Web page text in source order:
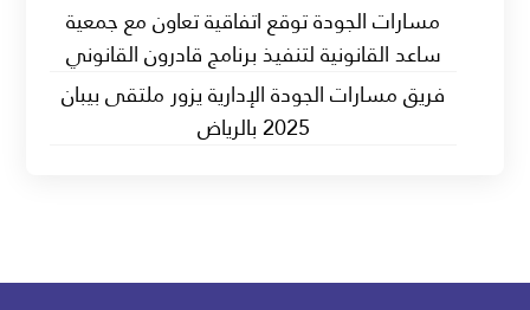
مسارات الجودة توقع اتفاقية تعاون مع جمعية
ساعد القانونية لتنفيذ برنامج قادرون القانوني
فريق مسارات الجودة الإدارية يزور ملتقى بيبان
2025 بالرياض